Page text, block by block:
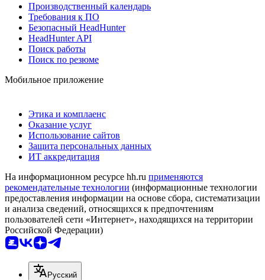
Производственный календарь
Требования к ПО
Безопасный HeadHunter
HeadHunter API
Поиск работы
Поиск по резюме
Мобильное приложение
Этика и комплаенс
Оказание услуг
Использование сайтов
Защита персональных данных
ИТ аккредитация
На информационном ресурсе hh.ru применяются
рекомендательные технологии (информационные технологии
предоставления информации на основе сбора, систематизации
и анализа сведений, относящихся к предпочтениям
пользователей сети «Интернет», находящихся на территории
Российской Федерации)
Русский